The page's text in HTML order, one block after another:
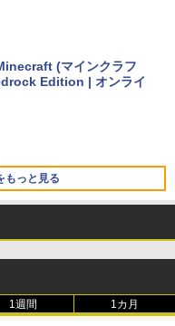
5
512GB/ホワイト) FM
(マインクラフ
Edition | オンライ
もっと見る
、色調調節ライト、12
ー、広告なし、ブラッ
1週間 1カ月